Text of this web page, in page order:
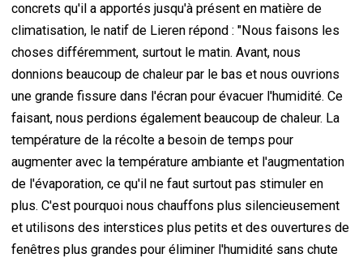
concrets qu'il a apportés jusqu'à présent en matière de
climatisation, le natif de Lieren répond : "Nous faisons les
choses différemment, surtout le matin. Avant, nous
donnions beaucoup de chaleur par le bas et nous ouvrions
une grande fissure dans l'écran pour évacuer l'humidité. Ce
faisant, nous perdions également beaucoup de chaleur. La
température de la récolte a besoin de temps pour
augmenter avec la température ambiante et l'augmentation
de l'évaporation, ce qu'il ne faut surtout pas stimuler en
plus. C'est pourquoi nous chauffons plus silencieusement
et utilisons des interstices plus petits et des ouvertures de
fenêtres plus grandes pour éliminer l'humidité sans chute